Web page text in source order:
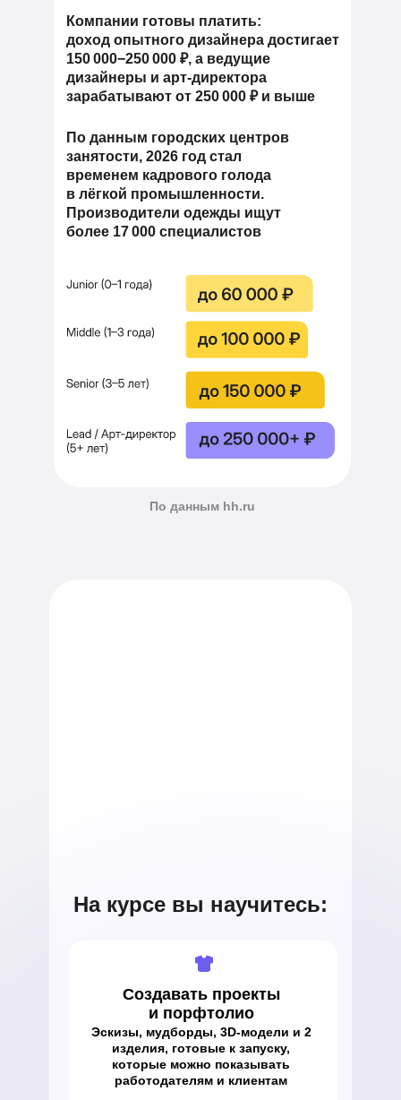
Компании готовы платить:
доход опытного дизайнера достигает
150 000−250 000 ₽, а ведущие
дизайнеры и арт-директора
зарабатывают от 250 000 ₽ и выше
По данным городских центров
занятости, 2026 год стал
временем кадрового голода
в лёгкой промышленности.
Производители одежды ищут
более 17 000 специалистов
По данным hh.ru
На курсе вы научитесь:
Создавать проекты
и порфтолио
Эскизы, мудборды, 3D-модели и 2
изделия, готовые к запуску,
которые можно показывать
работодателям и клиентам